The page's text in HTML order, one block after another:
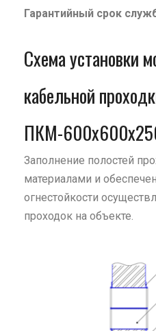
Гарантийный срок
Схема установки
кабельной
ПКМ-
Заполнение полостей
материалами и
огнестойкости
проходок на объекте.